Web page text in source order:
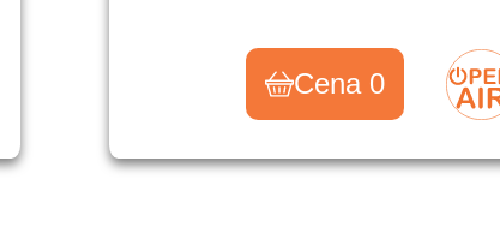
Cena 0